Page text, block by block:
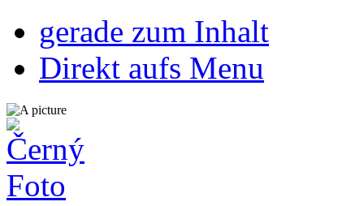
gerade zum Inhalt
Direkt aufs Menu